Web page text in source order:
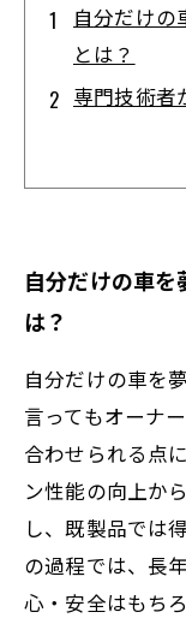
自分だけの
とは？
専門技術者
現場を紹介
と誇り
カスタムで
術の実例
車は移動手
ルカスタム
自分だけの車を
は？
自分だけの車を
言ってもオーナ
合わせられる点
ン性能の向上か
し、既製品では
の過程では、長
心・安全はもち